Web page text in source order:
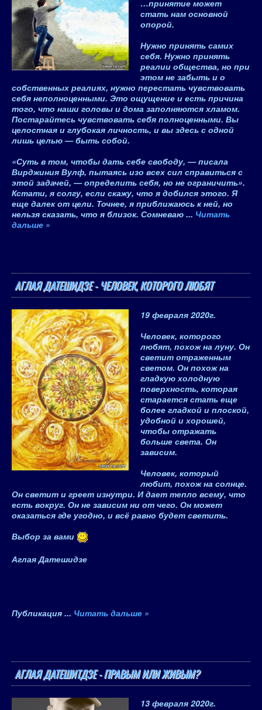
…принятие может
стать нам основной
опорой.
Нужно принять самих
себя. Нужно принять
реалии общества, но при
этом не забыть и о
собственных реалиях, нужно перестать чувствовать
себя неполноценными. Это ощущение и есть причина
того, что наши головы и дома заполняются хламом.
Постарайтесь чувствовать себя полноценными. Вы
целостная и глубокая личность, и вы здесь с одной
лишь целью — быть собой.
«Суть в том, чтобы дать себе свободу, — писала
Вирджиния Вулф, пытаясь изо всех сил справиться с
этой задачей, — определить себя, но не ограничить».
Кстати, я солгу, если скажу, что я добился этого. Я
еще далек от цели. Точнее, я приближаюсь к ней, но
нельзя сказать, что я близок. Сомневаю ... Читать
дальше »
АГЛАЯ ДАТЕШИДЗЕ - ЧЕЛОВЕК, КОТОРОГО ЛЮБЯТ
19 февраля 2020г.
Человек, которого
любят, похож на луну. Он
светит отраженным
светом. Он похож на
гладкую холодную
поверхность, которая
старается стать еще
более гладкой и плоской,
удобной и хорошей,
чтобы отражать
больше света. Он
зависим.
Человек, который
любит, похож на солнце.
Он светит и греет изнутри. И дает тепло всему, что
есть вокруг. Он не зависим ни от чего. Он может
оказаться где угодно, и всё равно будет светить.
Выбор за вами
Аглая Датешидзе
Публикация ... Читать дальше »
АГЛАЯ ДАТЕШИТДЗЕ - ПРАВЫМ ИЛИ ЖИВЫМ?
13 февраля 2020г.